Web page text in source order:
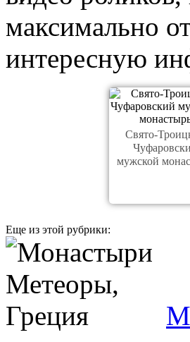
максимально
интересную
Свято-
мужской
Еще из этой рубрики: